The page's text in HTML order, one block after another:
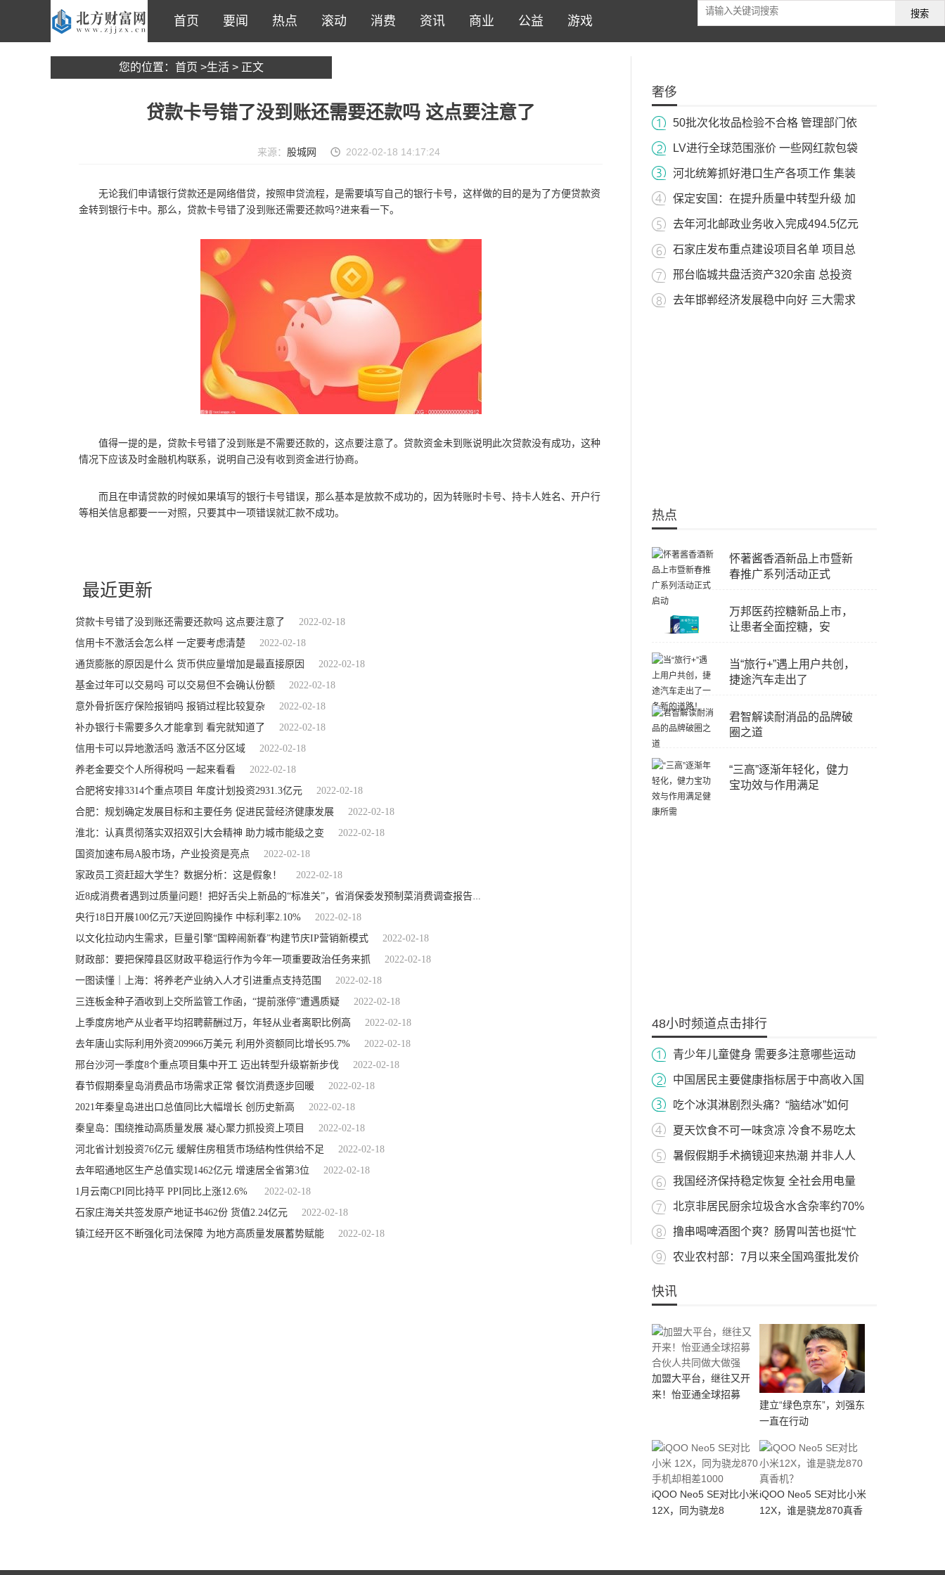
首页 要闻 热点 滚动 消费 资讯 商业 公益 游戏
搜索
您的位置： 首页 >生活 > 正文
贷款卡号错了没到账还需要还款吗 这点要注意了
来源： 股城网 2022-02-18 14:17:24
无论我们申请银行贷款还是网络借贷，按照申贷流程，是需要填写自己的银行卡号，这样做的目的是为了方便贷款资
金转到银行卡中。那么，贷款卡号错了没到账还需要还款吗?进来看一下。
值得一提的是，贷款卡号错了没到账是不需要还款的，这点要注意了。贷款资金未到账说明此次贷款没有成功，这种
情况下应该及时金融机构联系，说明自己没有收到资金进行协商。
而且在申请贷款的时候如果填写的银行卡号错误，那么基本是放款不成功的，因为转账时卡号、持卡人姓名、开户行
等相关信息都要一一对照，只要其中一项错误就汇款不成功。
最近更新
贷款卡号错了没到账还需要还款吗 这点要注意了
2022-02-18
信用卡不激活会怎么样 一定要考虑清楚
2022-02-18
通货膨胀的原因是什么 货币供应量增加是最直接原因
2022-02-18
基金过年可以交易吗 可以交易但不会确认份额
2022-02-18
意外骨折医疗保险报销吗 报销过程比较复杂
2022-02-18
补办银行卡需要多久才能拿到 看完就知道了
2022-02-18
信用卡可以异地激活吗 激活不区分区域
2022-02-18
养老金要交个人所得税吗 一起来看看
2022-02-18
合肥将安排3314个重点项目 年度计划投资2931.3亿元
2022-02-18
合肥：规划确定发展目标和主要任务 促进民营经济健康发展
2022-02-18
淮北：认真贯彻落实双招双引大会精神 助力城市能级之变
2022-02-18
国资加速布局A股市场，产业投资是亮点
2022-02-18
家政员工资赶超大学生？数据分析：这是假象！
2022-02-18
近8成消费者遇到过质量问题！把好舌尖上新品的“标准关”，省消保委发预制菜消费调查报告
央行18日开展100亿元7天逆回购操作 中标利率2.10%
2022-02-18
以文化拉动内生需求，巨量引擎“国粹闹新春”构建节庆IP营销新模式
2022-02-18
财政部：要把保障县区财政平稳运行作为今年一项重要政治任务来抓
2022-02-18
一图读懂｜上海：将养老产业纳入人才引进重点支持范围
2022-02-18
三连板金种子酒收到上交所监管工作函，“提前涨停”遭遇质疑
2022-02-18
上季度房地产从业者平均招聘薪酬过万，年轻从业者离职比例高
2022-02-18
去年唐山实际利用外资209966万美元 利用外资额同比增长95.7%
2022-02-18
邢台沙河一季度8个重点项目集中开工 迈出转型升级崭新步伐
2022-02-18
春节假期秦皇岛消费品市场需求正常 餐饮消费逐步回暖
2022-02-18
2021年秦皇岛进出口总值同比大幅增长 创历史新高
2022-02-18
秦皇岛：围绕推动高质量发展 凝心聚力抓投资上项目
2022-02-18
河北省计划投资76亿元 缓解住房租赁市场结构性供给不足
2022-02-18
去年昭通地区生产总值实现1462亿元 增速居全省第3位
2022-02-18
1月云南CPI同比持平 PPI同比上涨12.6%
2022-02-18
石家庄海关共签发原产地证书462份 货值2.24亿元
2022-02-18
镇江经开区不断强化司法保障 为地方高质量发展蓄势赋能
2022-02-18
奢侈
50批次化妆品检验不合格 管理部门依
LV进行全球范围涨价 一些网红款包袋
河北统筹抓好港口生产各项工作 集装
保定安国：在提升质量中转型升级 加
去年河北邮政业务收入完成494.5亿元
石家庄发布重点建设项目名单 项目总
邢台临城共盘活资产320余亩 总投资
去年邯郸经济发展稳中向好 三大需求
热点
怀著酱香酒新品上市暨新
春推广系列活动正式
万邦医药控糖新品上市，
让患者全面控糖，安
当“旅行+”遇上用户共创，
捷途汽车走出了
君智解读耐消品的品牌破
圈之道
“三高”逐渐年轻化，健力
宝功效与作用满足
48小时频道点击排行
青少年儿童健身 需要多注意哪些运动
中国居民主要健康指标居于中高收入国
吃个冰淇淋剧烈头痛？“脑结冰”如何
夏天饮食不可一味贪凉 冷食不易吃太
暑假假期手术摘镜迎来热潮 并非人人
我国经济保持稳定恢复 全社会用电量
北京非居民厨余垃圾含水含杂率约70%
撸串喝啤酒图个爽？肠胃叫苦也挺“忙
农业农村部：7月以来全国鸡蛋批发价
快讯
加盟大平台，继往又开
来！怡亚通全球招募
建立“绿色京东”，刘强东
一直在行动
iQOO Neo5 SE对比小米
12X，同为骁龙8
iQOO Neo5 SE对比小米
12X，谁是骁龙870真香